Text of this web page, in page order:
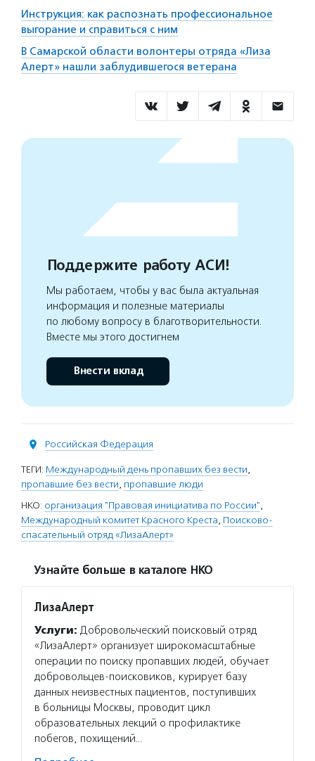
Инструкция: как распознать профессиональное
выгорание и справиться с ним
В Самарской области волонтеры отряда «Лиза
Алерт» нашли заблудившегося ветерана
Поддержите работу АСИ!
Мы работаем, чтобы у вас была актуальная
информация и полезные материалы
по любому вопросу в благотворительности.
Вместе мы этого достигнем
Внести вклад
Российская Федерация
ТЕГИ: Международный день пропавших без вести,
пропавшие без вести, пропавшие люди
НКО: организация "Правовая инициатива по России",
Международный комитет Красного Креста, Поисково-
спасательный отряд «ЛизаАлерт»
Узнайте больше в каталоге НКО
ЛизаАлерт
Услуги: Добровольческий поисковый отряд
«ЛизаАлерт» организует широкомасштабные
операции по поиску пропавших людей, обучает
добровольцев-поисковиков, курирует базу
данных неизвестных пациентов, поступивших
в больницы Москвы, проводит цикл
образовательных лекций о профилактике
побегов, похищений…